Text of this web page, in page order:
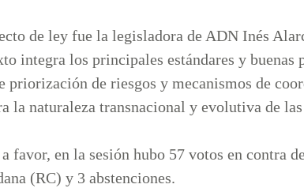
de ley fue la legisladora de ADN Inés
integra los principales estándares y buenas
priorización de riesgos y mecanismos de
la naturaleza transnacional y evolutiva de
favor, en la sesión hubo 57 votos en contra
(RC) y 3 abstenciones.